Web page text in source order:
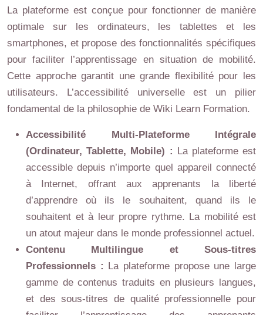
La plateforme est conçue pour fonctionner de manière
optimale sur les ordinateurs, les tablettes et les
smartphones, et propose des fonctionnalités spécifiques
pour faciliter l’apprentissage en situation de mobilité.
Cette approche garantit une grande flexibilité pour les
utilisateurs. L’accessibilité universelle est un pilier
fondamental de la philosophie de Wiki Learn Formation.
Accessibilité Multi-Plateforme Intégrale
(Ordinateur, Tablette, Mobile) : La plateforme est
accessible depuis n’importe quel appareil connecté
à Internet, offrant aux apprenants la liberté
d’apprendre où ils le souhaitent, quand ils le
souhaitent et à leur propre rythme. La mobilité est
un atout majeur dans le monde professionnel actuel.
Contenu Multilingue et Sous-titres
Professionnels : La plateforme propose une large
gamme de contenus traduits en plusieurs langues,
et des sous-titres de qualité professionnelle pour